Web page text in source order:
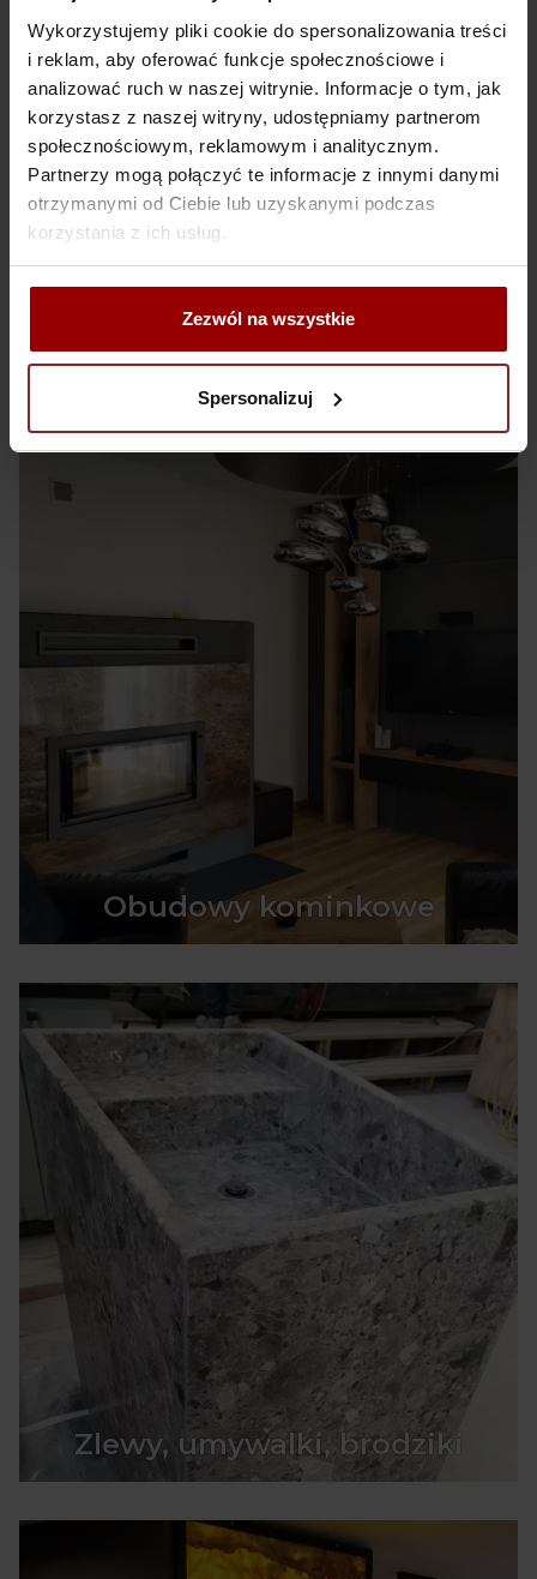
Wykorzystujemy pliki cookie do spersonalizowania treści
i reklam, aby oferować funkcje społecznościowe i
analizować ruch w naszej witrynie. Informacje o tym, jak
korzystasz z naszej witryny, udostępniamy partnerom
społecznościowym, reklamowym i analitycznym.
Partnerzy mogą połączyć te informacje z innymi danymi
otrzymanymi od Ciebie lub uzyskanymi podczas
korzystania z ich usług.
Zezwól na wszystkie
Spersonalizuj
Posadzki
Obudowy kominkowe
Zlewy, umywalki, brodziki